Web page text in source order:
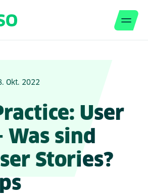
Okt. 2022
User
Was sind
Stories?